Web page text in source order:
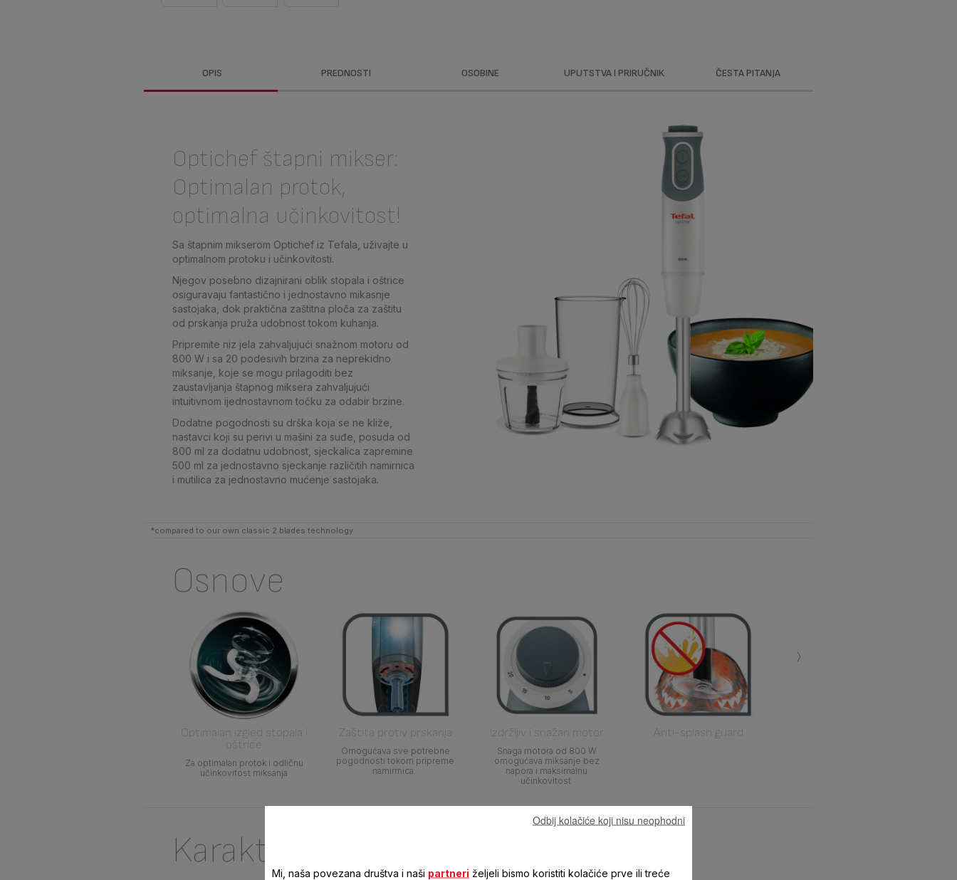
OPIS PREDNOSTI OSOBINE UPUTSTVA I PRIRUČNIK ČESTA PITANJA
Optichef štapni mikser:
Optimalan protok,
optimalna učinkovitost!
Sa štapnim mikserom Optichef iz Tefala, uživajte u
optimalnom protoku i učinkovitosti.
Njegov posebno dizajnirani oblik stopala i oštrice
osiguravaju fantastično i jednostavno mikasnje
sastojaka, dok praktična zaštitna ploča za zaštitu
od prskanja pruža udobnost tokom kuhanja.
Pripremite niz jela zahvaljujući snažnom motoru od
800 W i sa 20 podesivih brzina za neprekidno
miksanje, koje se mogu prilagoditi bez
zaustavljanja štapnog miksera zahvaljujući
intuitivnom ijednostavnom točku za odabir brzine.
Dodatne pogodnosti su drška koja se ne kliže,
nastavci koji su perivi u mašini za suđe, posuda od
800 ml za dodatnu udobnost, sjeckalica zapremine
500 ml za jednostavno sjeckanje različitih namirnica
i mutilica za jednostavno mućenje sastojaka.
*compared to our own classic 2 blades technology
Osnove
Optimalan izgled stopala i
oštrice
Za optimalan protok i odličnu
učinkovitost miksanja
Zaštita protiv prskanja
Omogućava sve potrebne
pogodnosti tokom pripreme
namirrnica.
Izdržljiv i snažan motor
Snaga motora od 800 W
omogućava miksanje bez
napora i maksimalnu
učinkovitost
Anti-splash guard
›
Karakteristike
Mi, naša povezana društva i naši partneri željeli bismo koristiti kolačiće prve ili treće
Odbij kolačiće koji nisu neophodni